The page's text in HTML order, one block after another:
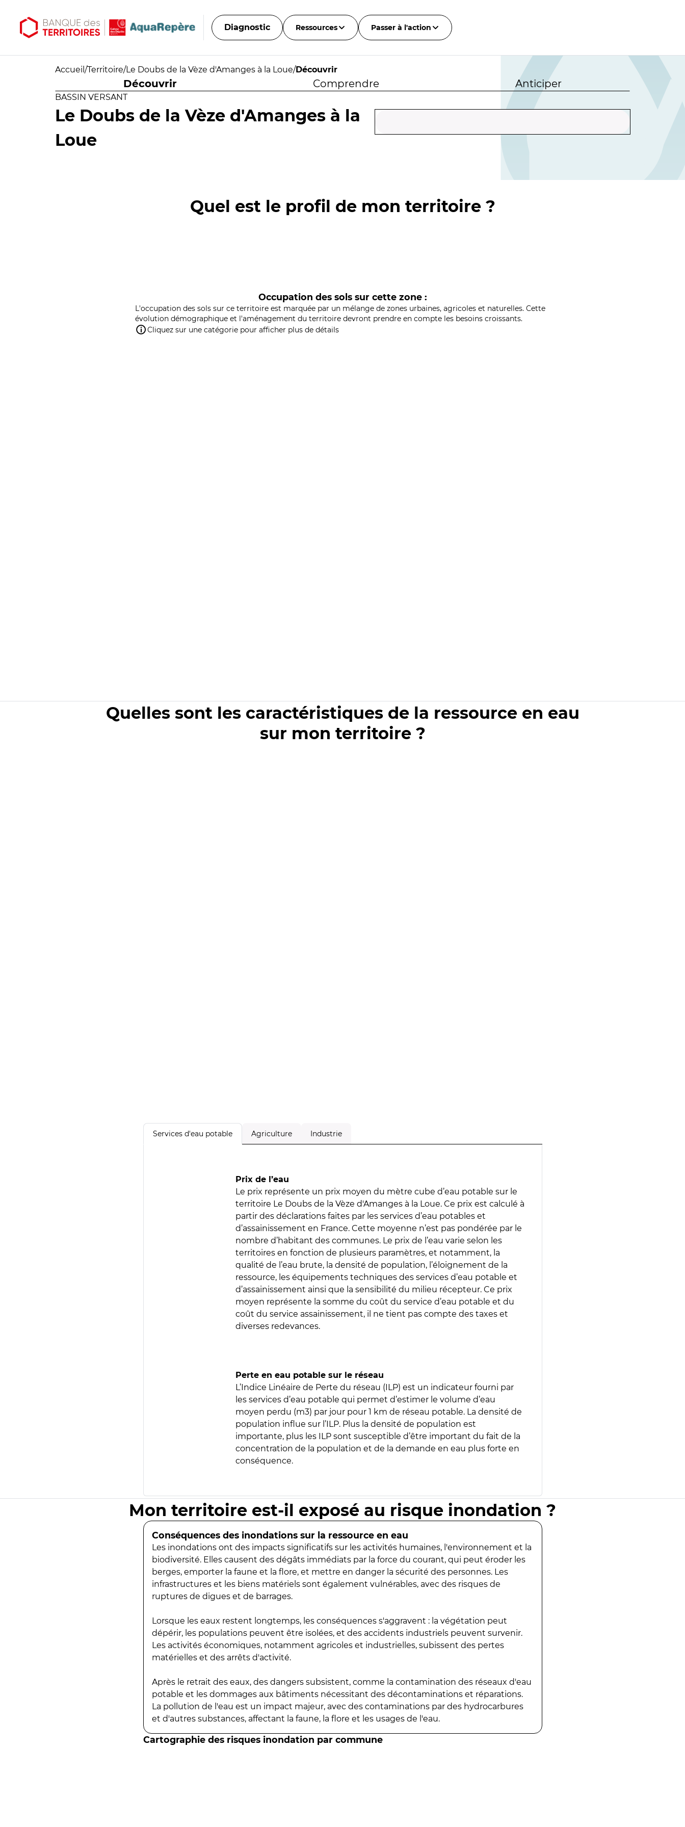
Diagnostic Ressources Passer à l'action
Accueil /Territoire/Le Doubs de la Vèze d'Amanges à la Loue/Découvrir
Découvrir Comprendre Anticiper
BASSIN VERSANT
Le Doubs de la Vèze d'Amanges à la
Loue
Quel est le profil de mon territoire ?
Occupation des sols sur cette zone :
L'occupation des sols sur ce territoire est marquée par un mélange de zones urbaines, agricoles et naturelles. Cette
évolution démographique et l'aménagement du territoire devront prendre en compte les besoins croissants.
Cliquez sur une catégorie pour afficher plus de détails
Quelles sont les caractéristiques de la ressource en eau
sur mon territoire ?
Services d'eau potable Agriculture Industrie
Prix de l’eau
Le prix représente un prix moyen du mètre cube d’eau potable sur le
territoire Le Doubs de la Vèze d'Amanges à la Loue. Ce prix est calculé à
partir des déclarations faites par les services d’eau potables et
d’assainissement en France. Cette moyenne n’est pas pondérée par le
nombre d’habitant des communes. Le prix de l’eau varie selon les
territoires en fonction de plusieurs paramètres, et notamment, la
qualité de l’eau brute, la densité de population, l’éloignement de la
ressource, les équipements techniques des services d’eau potable et
d’assainissement ainsi que la sensibilité du milieu récepteur. Ce prix
moyen représente la somme du coût du service d’eau potable et du
coût du service assainissement, il ne tient pas compte des taxes et
diverses redevances.
Perte en eau potable sur le réseau
L’Indice Linéaire de Perte du réseau (ILP) est un indicateur fourni par
les services d’eau potable qui permet d’estimer le volume d’eau
moyen perdu (m3) par jour pour 1 km de réseau potable. La densité de
population influe sur l’ILP. Plus la densité de population est
importante, plus les ILP sont susceptible d’être important du fait de la
concentration de la population et de la demande en eau plus forte en
conséquence.
Mon territoire est-il exposé au risque inondation ?
Conséquences des inondations sur la ressource en eau
Les inondations ont des impacts significatifs sur les activités humaines, l'environnement et la
biodiversité. Elles causent des dégâts immédiats par la force du courant, qui peut éroder les
berges, emporter la faune et la flore, et mettre en danger la sécurité des personnes. Les
infrastructures et les biens matériels sont également vulnérables, avec des risques de
ruptures de digues et de barrages.
Lorsque les eaux restent longtemps, les conséquences s'aggravent : la végétation peut
dépérir, les populations peuvent être isolées, et des accidents industriels peuvent survenir.
Les activités économiques, notamment agricoles et industrielles, subissent des pertes
matérielles et des arrêts d'activité.
Après le retrait des eaux, des dangers subsistent, comme la contamination des réseaux d'eau
potable et les dommages aux bâtiments nécessitant des décontaminations et réparations.
La pollution de l'eau est un impact majeur, avec des contaminations par des hydrocarbures
et d'autres substances, affectant la faune, la flore et les usages de l'eau.
Cartographie des risques inondation par commune